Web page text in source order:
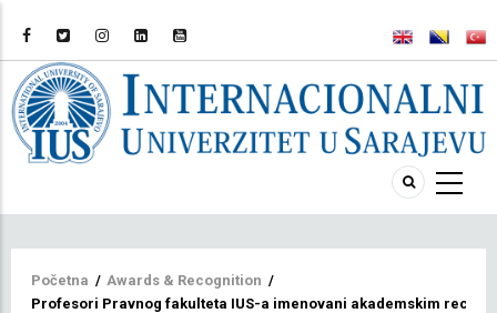
Breadcrumb
Početna / Awards & Recognition /
Profesori Pravnog fakulteta IUS-a imenovani akademskim